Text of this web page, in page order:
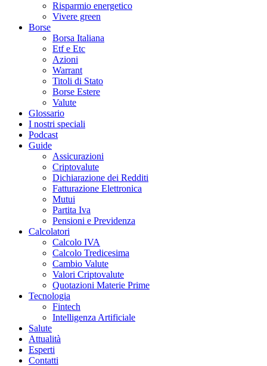
Risparmio energetico
Vivere green
Borse
Borsa Italiana
Etf e Etc
Azioni
Warrant
Titoli di Stato
Borse Estere
Valute
Glossario
I nostri speciali
Podcast
Guide
Assicurazioni
Criptovalute
Dichiarazione dei Redditi
Fatturazione Elettronica
Mutui
Partita Iva
Pensioni e Previdenza
Calcolatori
Calcolo IVA
Calcolo Tredicesima
Cambio Valute
Valori Criptovalute
Quotazioni Materie Prime
Tecnologia
Fintech
Intelligenza Artificiale
Salute
Attualità
Esperti
Contatti